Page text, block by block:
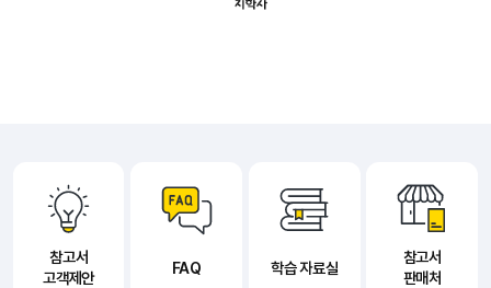
참고서
고객제안
FAQ 학습 자료실
참고서
판매처